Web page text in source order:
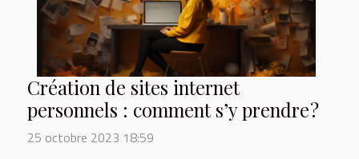
Création de sites internet
personnels : comment s’y prendre ?
25 octobre 2023 18:59